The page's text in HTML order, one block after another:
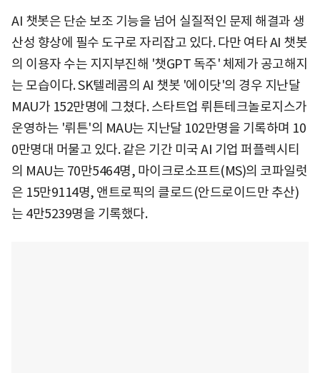
AI 챗봇은 단순 보조 기능을 넘어 실질적인 문제 해결과 생
산성 향상에 필수 도구로 자리잡고 있다. 다만 여타 AI 챗봇
의 이용자 수는 지지부진해 '챗GPT 독주' 체제가 공고해지
는 모습이다. SK텔레콤의 AI 챗봇 '에이닷'의 경우 지난달
MAU가 152만명에 그쳤다. 스타트업 뤼튼테크놀로지스가
운영하는 '뤼튼'의 MAU는 지난달 102만명을 기록하며 10
0만명대 머물고 있다. 같은 기간 미국 AI 기업 퍼플렉시티
의 MAU는 70만5464명, 마이크로소프트(MS)의 코파일럿
은 15만9114명, 앤트로픽의 클로드(안드로이드만 추산)
는 4만5239명을 기록했다.